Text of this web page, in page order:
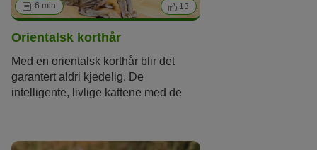
6 min 13
Orientalsk korthår
Med en orientalsk korthår blir det
garantert aldri kjedelig. De
intelligente, livlige kattene med de
alene. Til gjengjeld belønner de sine